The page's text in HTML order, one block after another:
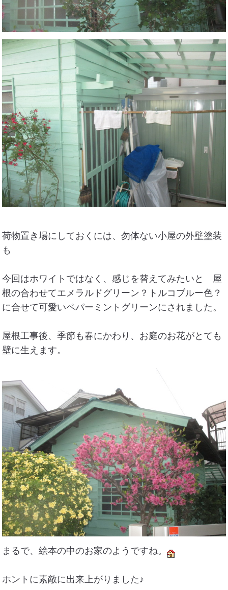
荷物置き場にしておくには、勿体ない小屋の外壁塗装
も
今回はホワイトではなく、感じを替えてみたいと 屋
根の合わせてエメラルドグリーン？トルコブルー色？
に合せて可愛いペパーミントグリーンにされました。
屋根工事後、季節も春にかわり、お庭のお花がとても
壁に生えます。
まるで、絵本の中のお家のようですね。
ホントに素敵に出来上がりました♪